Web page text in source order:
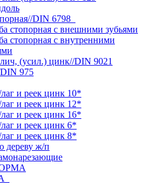
DIN 6798
стопорная с внешними зубьями
стопорная с внутренними
(усил.) цинк//DIN 9021
975
и реек цинк 10*
и реек цинк 12*
и реек цинк 16*
и реек цинк 6*
и реек цинк 8*
дереву ж/п